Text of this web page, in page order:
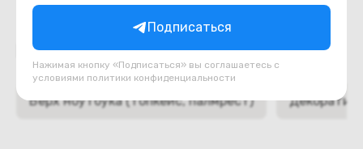
Подписаться
Нажимая кнопку «Подписаться» вы соглашаетесь с
условиями политики конфиденциальности
Подборки товаров в категории
Верх ноутбука (топкейс, палмрест)